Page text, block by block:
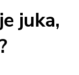
juka,